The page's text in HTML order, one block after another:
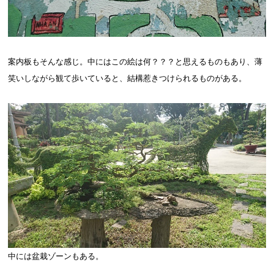
案内板もそんな感じ。中にはこの絵は何？？？と思えるものもあり、薄
笑いしながら観て歩いていると、結構惹きつけられるものがある。
中には盆栽ゾーンもある。